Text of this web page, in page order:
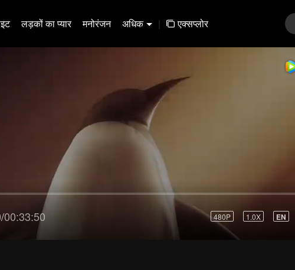
लड़कों का प्यार मनोरंजन अधिक | एक्सप्लोर